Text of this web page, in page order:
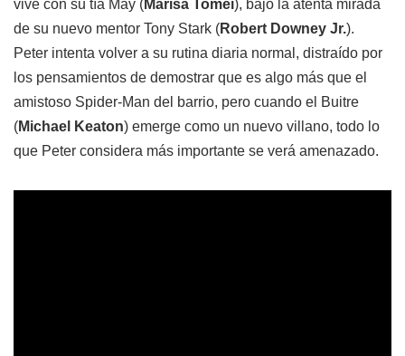
vive con su tía May ( Marisa Tomei), bajo la atenta mirada
de su nuevo mentor Tony Stark (Robert Downey Jr.).
Peter intenta volver a su rutina diaria normal, distraído por
los pensamientos de demostrar que es algo más que el
amistoso Spider-Man del barrio, pero cuando el Buitre
(Michael Keaton) emerge como un nuevo villano, todo lo
que Peter considera más importante se verá amenazado.